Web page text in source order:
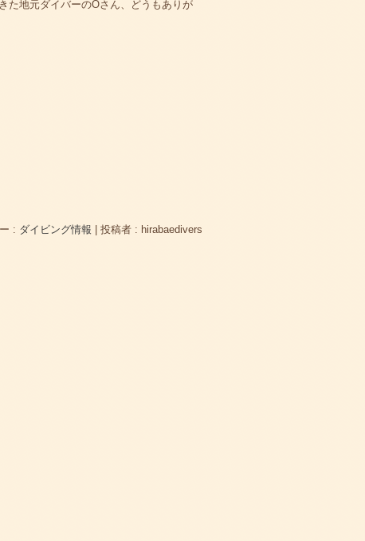
た地元ダイバーのOさん、どうもありが
: ダイビング情報 | 投稿者 : hirabaedivers